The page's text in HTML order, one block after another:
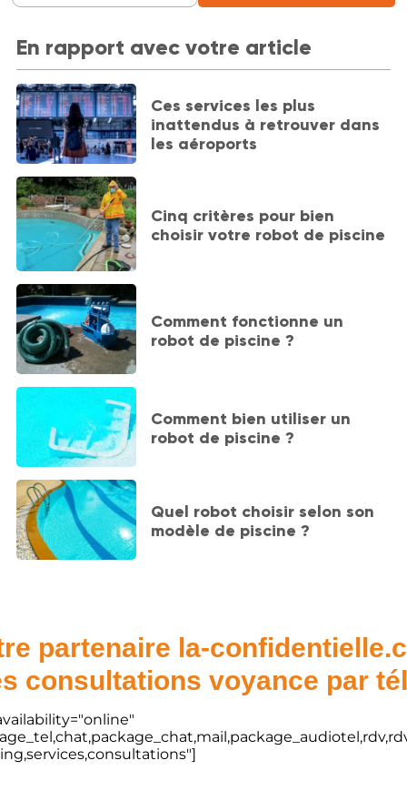
En rapport avec votre article
Ces services les plus
inattendus à retrouver dans
les aéroports
Cinq critères pour bien
choisir votre robot de piscine
Comment fonctionne un
robot de piscine ?
Comment bien utiliser un
robot de piscine ?
Quel robot choisir selon son
modèle de piscine ?
partenaire la-
consultations voyance par